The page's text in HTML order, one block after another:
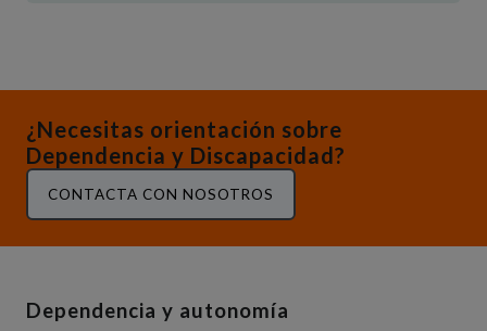
¿Necesitas orientación sobre
Dependencia y Discapacidad?
CONTACTA CON NOSOTROS
Dependencia y autonomía